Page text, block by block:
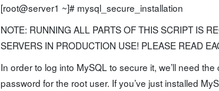
[root@server1 ~]# mysql_secure_installation
NOTE: RUNNING ALL PARTS OF THIS SCRIPT IS
SERVERS IN PRODUCTION USE! PLEASE READ
In order to log into MySQL to secure it, we’ll need the
password for the root user. If you’ve just installed